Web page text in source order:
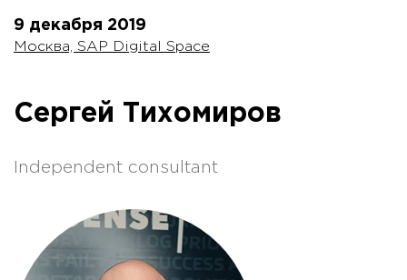
9 декабря 2019
Москва, SAP Digital Space
Сергей Тихомиров
Independent consultant